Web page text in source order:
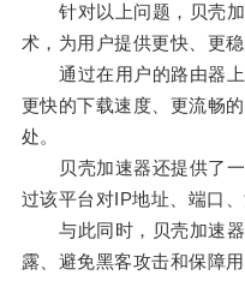
针对以上问题，贝壳加
术，为用户提供更快、更稳
通过在用户的路由器上
更快的下载速度、更流畅
处。
贝壳加速器还提供了一
过该平台对IP地址、端口
与此同时，贝壳加速器
露、避免黑客攻击和保障用